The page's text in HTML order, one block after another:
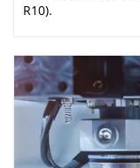
R10).